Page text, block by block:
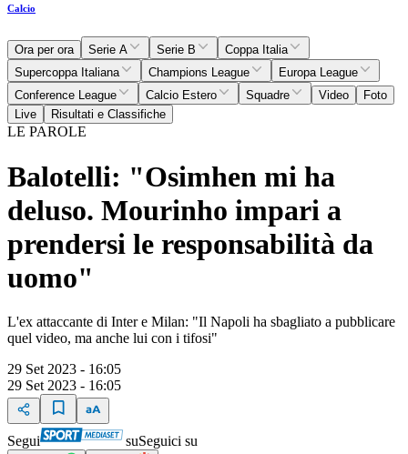
Calcio
Ora per ora Serie A Serie B
Coppa Italia
Supercoppa Italiana
Champions League
Europa League
Conference League
Calcio Estero Squadre Video
Foto
Live
Risultati e Classifiche
LE PAROLE
Balotelli: "Osimhen mi ha
deluso. Mourinho impari a
prendersi le responsabilità da
uomo"
L'ex attaccante di Inter e Milan: "Il Napoli ha sbagliato a pubblicare
quel video, ma anche lui con i tifosi"
29 Set 2023 - 16:05
29 Set 2023 - 16:05
Segui suSeguici su